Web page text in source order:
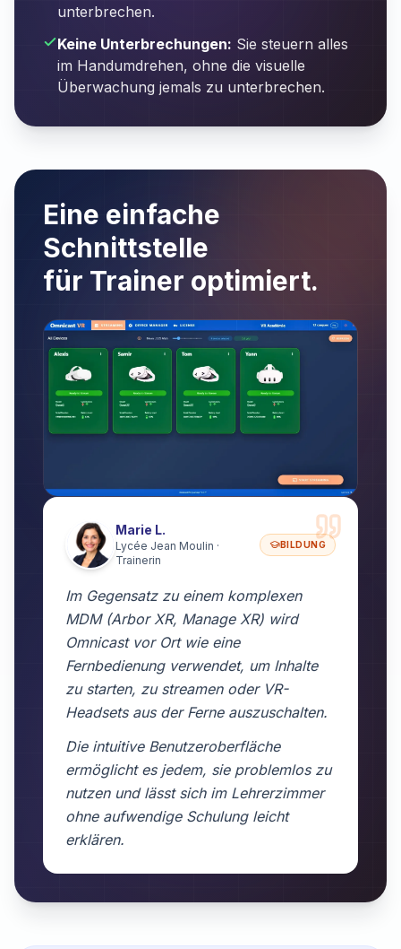
unterbrechen.
Keine Unterbrechungen: Sie steuern alles
im Handumdrehen, ohne die visuelle
Überwachung jemals zu unterbrechen.
Eine einfache
Schnittstelle
für Trainer optimiert.
Marie L.
Lycée Jean Moulin ·
Trainerin
BILDUNG
Im Gegensatz zu einem komplexen
MDM (Arbor XR, Manage XR) wird
Omnicast vor Ort wie eine
Fernbedienung verwendet, um Inhalte
zu starten, zu streamen oder VR-
Headsets aus der Ferne auszuschalten.
Die intuitive Benutzeroberfläche
ermöglicht es jedem, sie problemlos zu
nutzen und lässt sich im Lehrerzimmer
ohne aufwendige Schulung leicht
erklären.